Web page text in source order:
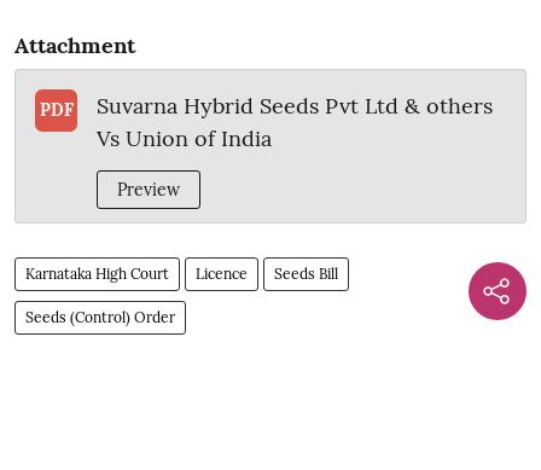
Attachment
PDF
Suvarna Hybrid Seeds Pvt Ltd & others
Vs Union of India
Preview
Karnataka High Court Licence Seeds Bill
Seeds (Control) Order